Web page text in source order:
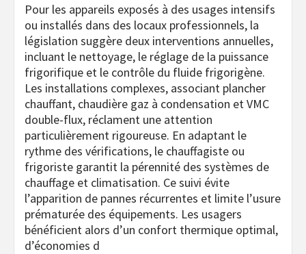
Pour les appareils exposés à des usages intensifs
ou installés dans des locaux professionnels, la
législation suggère deux interventions annuelles,
incluant le nettoyage, le réglage de la puissance
frigorifique et le contrôle du fluide frigorigène.
Les installations complexes, associant plancher
chauffant, chaudière gaz à condensation et VMC
double-flux, réclament une attention
particulièrement rigoureuse. En adaptant le
rythme des vérifications, le chauffagiste ou
frigoriste garantit la pérennité des systèmes de
chauffage et climatisation. Ce suivi évite
l’apparition de pannes récurrentes et limite l’usure
prématurée des équipements. Les usagers
bénéficient alors d’un confort thermique optimal,
d’économies d